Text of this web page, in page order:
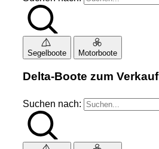
Segelboote Motorboote
Delta-Boote zum Verkauf
Suchen nach: